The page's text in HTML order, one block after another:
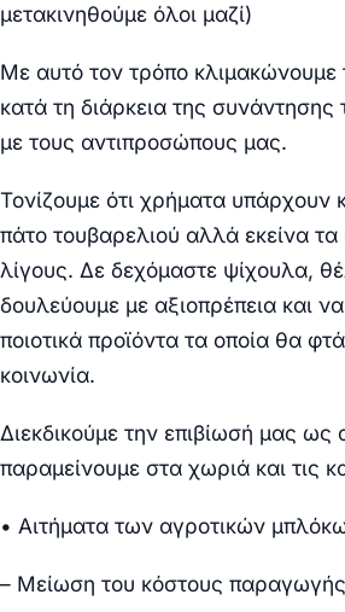
μετακινηθούμε όλοι μαζί)
Με αυτό τον τρόπο κ
κατά τη διάρκεια της
με τους αντιπροσώπους μας.
Τονίζουμε ότι χρήματα υπάρχουν
πάτο τουβαρελιού αλλά εκείνα τα
λίγους. Δε δεχόμαστε ψίχουλα,
δουλεύουμε με αξιοπρέπεια και
ποιοτικά προϊόντα τα οποία θα
κοινωνία.
Διεκδικούμε την επιβίωσή μας ως
παραμείνουμε στα χωριά και τις
• Αιτήματα των αγροτικών
– Μείωση του κόστους